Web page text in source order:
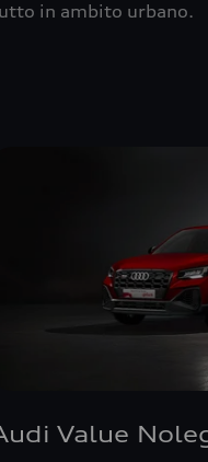
in ambito urbano.
Value